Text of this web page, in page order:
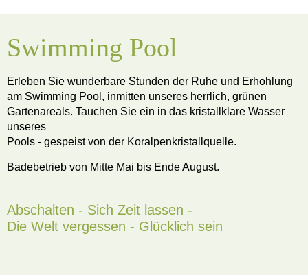
Swimming Pool
Erleben Sie wunderbare Stunden der Ruhe und Erhohlung
am Swimming Pool, inmitten unseres herrlich, grünen
Gartenareals. Tauchen Sie ein in das kristallklare Wasser
unseres
Pools - gespeist von der Koralpenkristallquelle.
Badebetrieb von Mitte Mai bis Ende August.
Abschalten - Sich Zeit lassen -
Die Welt vergessen - Glücklich sein